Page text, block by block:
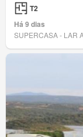
T2
Há 9 dias
SUPERCASA - LAR